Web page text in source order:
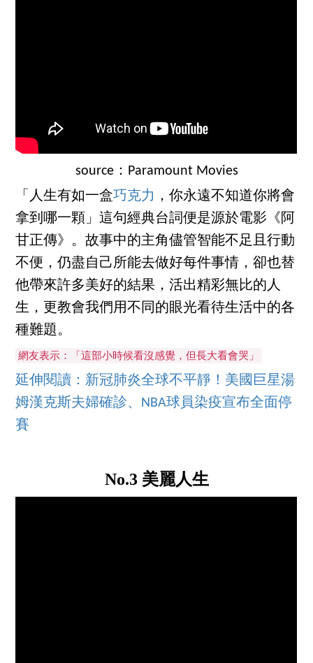
source：Paramount Movies
「人生有如一盒巧克力 ，你永遠不知道你將會
拿到哪一顆」這句經典台詞便是源於電影《阿
甘正傳》。故事中的主角儘管智能不足且行動
不便，仍盡自己所能去做好每件事情，卻也替
他帶來許多美好的結果，活出精彩無比的人
生，更教會我們用不同的眼光看待生活中的各
種難題。
網友表示：「這部小時候看沒感覺，但長大看會哭」
延伸閱讀：新冠肺炎全球不平靜！美國巨星湯
姆漢克斯夫婦確診、NBA球員染疫宣布全面停
賽
No.3 美麗人生